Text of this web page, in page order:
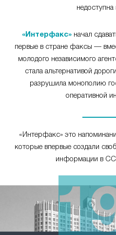
«Интерфакс» начал
первые в стране факсы —
молодого независимого
стала альтернативой
разрушила монополию
оперативной
«Интерфакс» это
которые впервые создали
информации в